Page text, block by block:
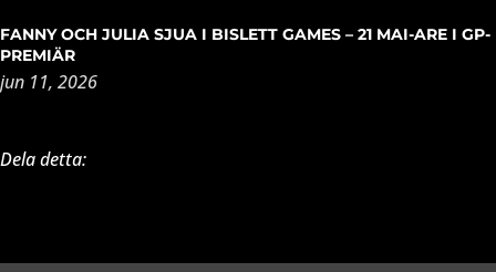
FANNY OCH JULIA SJUA I BISLETT GAMES – 21 MAI-ARE I GP-
PREMIÄR
jun 11, 2026
Dela detta: